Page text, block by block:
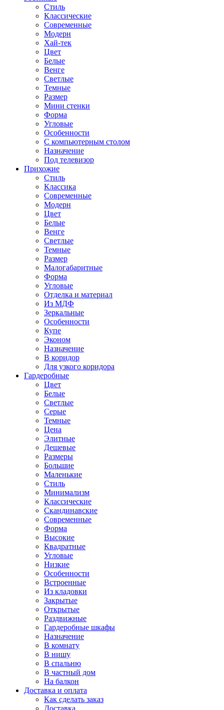
Стиль
Классические
Современные
Модерн
Хай-тек
Цвет
Белые
Венге
Светлые
Темные
Размер
Мини стенки
Форма
Угловые
Особенности
С компьютерным столом
Назначение
Под телевизор
Прихожие
Стиль
Классика
Современные
Модерн
Цвет
Белые
Венге
Светлые
Темные
Размер
Малогабаритные
Форма
Угловые
Отделка и материал
Из МДФ
Зеркальные
Особенности
Купе
Эконом
Назначение
В коридор
Для узкого коридора
Гардеробные
Цвет
Белые
Светлые
Серые
Темные
Цена
Элитные
Дешевые
Размеры
Большие
Маленькие
Стиль
Минимализм
Классические
Скандинавские
Современные
Форма
Высокие
Квадратные
Угловые
Низкие
Особенности
Встроенные
Из кладовки
Закрытые
Открытые
Раздвижные
Гардеробные шкафы
Назначение
В комнату
В нишу
В спальню
В частный дом
На балкон
Доставка и оплата
Как сделать заказ
Доставка